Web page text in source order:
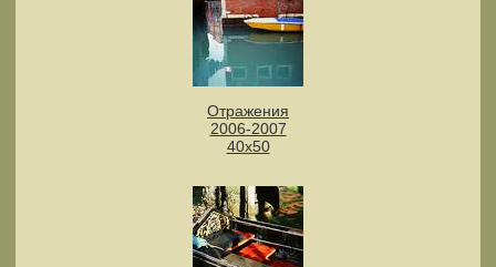
Отражения
2006-2007
40х50